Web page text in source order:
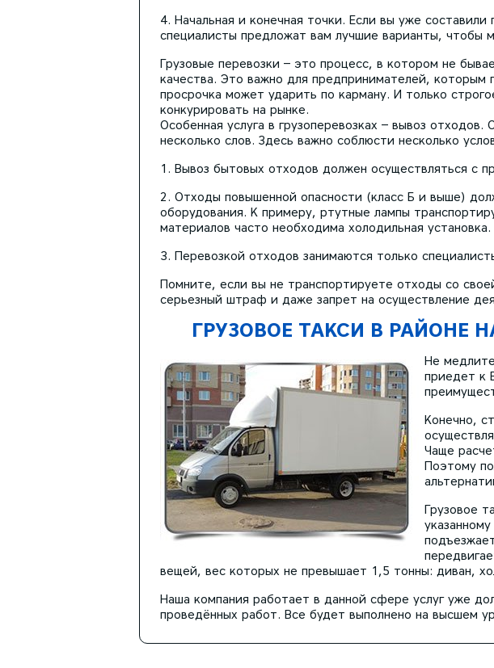
Начальная и конечная точки. Если вы уже
специалисты предложат вам лучшие варианты, чтобы
Грузовые перевозки – это процесс, в котором не
качества. Это важно для предпринимателей, которым
просрочка может ударить по карману. И только
конкурировать на рынке.
Особенная услуга в грузоперевозках – вывоз
несколько слов. Здесь важно соблюсти несколько
Вывоз бытовых отходов должен осуществляться с
Отходы повышенной опасности (класс Б и выше)
оборудования. К примеру, ртутные лампы
материалов часто необходима холодильная установка.
Перевозкой отходов занимаются только
Помните, если вы не транспортируете отходы со
серьезный штраф и даже запрет на осуществление
ГРУЗОВОЕ ТАКСИ В РАЙОНЕ
Не
приедет к
Конечно,
Чаще
Поэтому
Грузовое
вещей, вес которых не превышает 1,5 тонны: диван,
Наша компания работает в данной сфере услуг уже
проведённых работ. Все будет выполнено на высшем